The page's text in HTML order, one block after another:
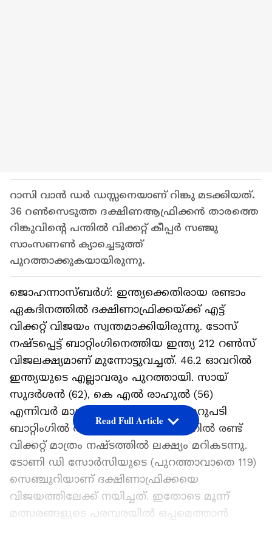
റാസി വാന്‍ ഡര്‍ ഡസ്സനെയാണ് റിങ്കു മടക്കിയത്.
36 റണ്‍സെടുത്ത ദക്ഷിണആഫ്രിക്കന്‍ താരത്തെ
റിങ്കുവിന്റെ പന്തില്‍ വിക്കറ്റ് കീപ്പര്‍ സഞ്ജു
സാംസണണ്‍ ക്യാച്ചെടുത്ത്
പുറത്താക്കുകയായിരുന്നു.
ജൊഹന്നാസ്ബര്‍ഗ്: ഇന്ത്യക്കെതിരായ രണ്ടാം
ഏകദിനത്തില്‍ ദക്ഷിണാഫ്രിക്കയ്ക്ക് എട്ട്
വിക്കറ്റ് വിജയം സ്വന്തമാക്കിയിരുന്നു. ടോസ്
നഷ്ടപ്പെട്ട് ബാറ്റിംഗിനെത്തിയ ഇന്ത്യ 212 റണ്‍സ്
വിജലക്ഷ്യമാണ് മുന്നോട്ടുവച്ചത്. 46.2 ഓവറില്‍
ഇന്ത്യയുടെ എല്ലാവരും പുറത്തായി. സായ്
സുദര്‍ശന്‍ (62), കെ എല്‍ രാഹുല്‍ (56)
എന്നിവര്‍ മാത്രമാണ് തിളങ്ങിയത്. മറുപടി
ബാറ്റിംഗില്‍ ആതിഥേയര്‍ 42.3 ഓവറില്‍ രണ്ട്
വിക്കറ്റ് മാത്രം നഷ്ടത്തില്‍ ലക്ഷ്യം മറികടന്നു.
ടോണി ഡി സോര്‍സിയുടെ (പുറത്താവാതെ 119)
സെഞ്ചുറിയാണ് ദക്ഷിണാഫ്രിക്കയെ
വിജയത്തിലേക്ക് നയിച്ചത്. ഇതോടെ മൂന്ന്
മത്സരങ്ങളുടെ പരമ്പരയില്‍ ഒപ്പമെത്താന്‍
Read Full Article